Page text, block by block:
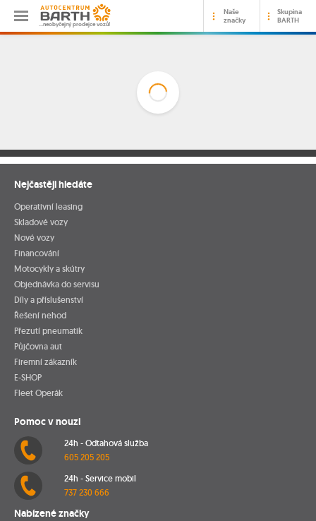
…neobyčejný prodejce vozů!
Naše
značky
Skupina
BARTH
Nejčastěji hledáte
Operativní leasing
Skladové vozy
Nové vozy
Financování
Motocykly a skútry
Objednávka do servisu
Díly a příslušenství
Řešení nehod
Přezutí pneumatik
Půjčovna aut
Firemní zákazník
E-SHOP
Fleet Operák
Pomoc v nouzi
24h - Odtahová služba
605 205 205
24h - Service mobil
737 230 666
Nabízené značky